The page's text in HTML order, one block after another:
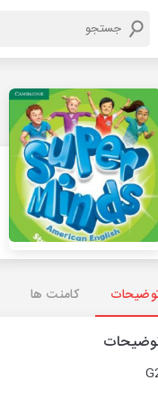
کامنت ها